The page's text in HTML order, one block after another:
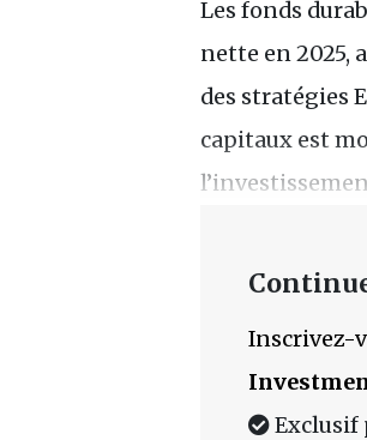
Les fonds
nette en 2025,
des stratégies
capitaux est
Inscrivez-
Exclusif